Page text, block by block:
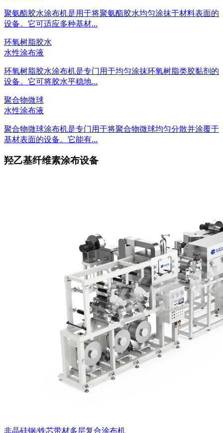
聚氨酯胶水涂布机是用于将聚氨酯胶水均匀涂抹于材料表面的
设备。它可适应多种基材...
环氧树脂胶水
水性涂布液
环氧树脂胶水涂布机是专门用于均匀涂抹环氧树脂类胶黏剂的
设备。它可将胶水平稳地...
聚合物微球
水性涂布液
聚合物微球涂布机是专门用于将聚合物微球均匀分散并涂覆于
基材表面的设备。它能有...
羟乙基纤维素涂布设备
非晶硅钢/铁芯带材多层复合涂布机